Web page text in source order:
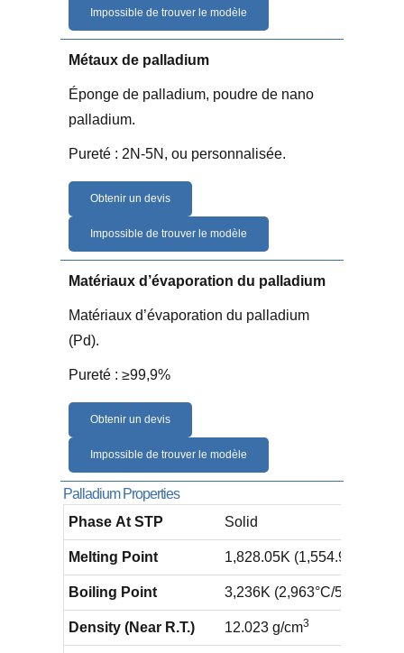
Impossible de trouver le modèle
Métaux de palladium
Éponge de palladium, poudre de nano
palladium.
Pureté : 2N-5N, ou personnalisée.
Obtenir un devis
Impossible de trouver le modèle
Matériaux d’évaporation du palladium
Matériaux d’évaporation du palladium
(Pd).
Pureté : ≥99,9%
Obtenir un devis
Impossible de trouver le modèle
Palladium Properties
Phase At STP
Solid
Melting Point 1,828.05K (1,554.9°C/​
Boiling Point 3,236K ​(2,963°C/5,365°F)
Density (Near R.T.) 12.023 g/cm3